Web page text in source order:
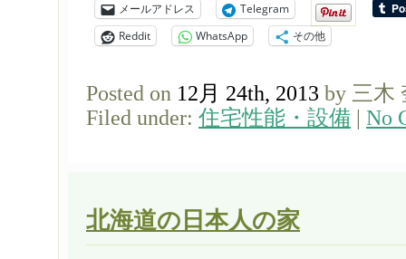
メールアドレス
Telegram
Reddit
WhatsApp その他
Posted on 12月 24th, 2013 by 三木
Filed under: 住宅性能・設備 No
北海道の日本人の家